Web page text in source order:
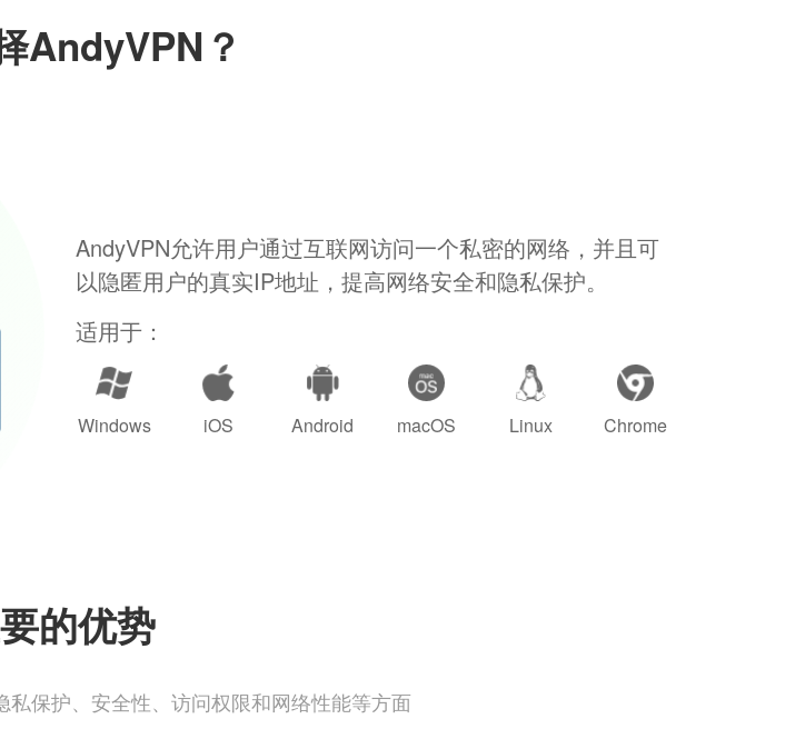
AndyVPN？
AndyVPN允许用户通过互联网访问一个私密的网络，并且可
以隐匿用户的真实IP地址，提高网络安全和隐私保护。
适用于：
Windows iOS Android macOS Linux Chrome
的优势
保护、安全性、访问权限和网络性能等方面